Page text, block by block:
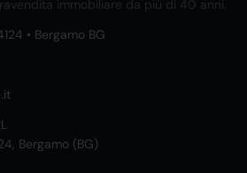
immobiliare da più di 40 anni.
• Bergamo BG
Bergamo (BG)